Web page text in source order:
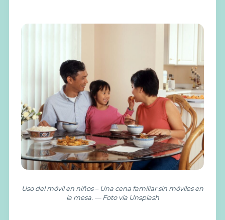
Uso del móvil en niños – Una cena familiar sin móviles en
la mesa. — Foto vía Unsplash